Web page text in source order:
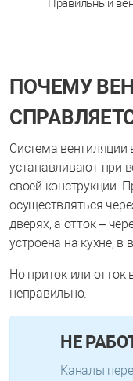
Правильный
ПОЧЕМУ
Система вентиляции
устанавливают при
своей конструкции.
осуществляться
дверях, а отток –
устроена на кухне, в
Но приток или отток
неправильно.
НЕ
Каналы